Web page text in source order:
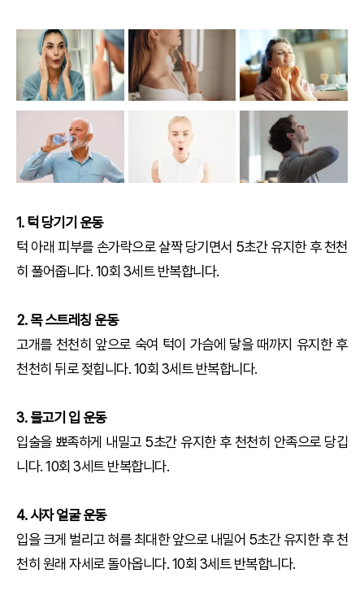
1. 턱 당기기 운동
턱 아래 피부를 손가락으로 살짝 당기면서 5초간 유지한 후 천천
히 풀어줍니다. 10회 3세트 반복합니다.
2. 목 스트레칭 운동
고개를 천천히 앞으로 숙여 턱이 가슴에 닿을 때까지 유지한 후
천천히 뒤로 젖힙니다. 10회 3세트 반복합니다.
3. 물고기 입 운동
입술을 뾰족하게 내밀고 5초간 유지한 후 천천히 안족으로 당깁
니다. 10회 3세트 반복합니다.
4. 사자 얼굴 운동
입을 크게 벌리고 혀를 최대한 앞으로 내밀어 5초간 유지한 후 천
천히 원래 자세로 돌아옵니다. 10회 3세트 반복합니다.